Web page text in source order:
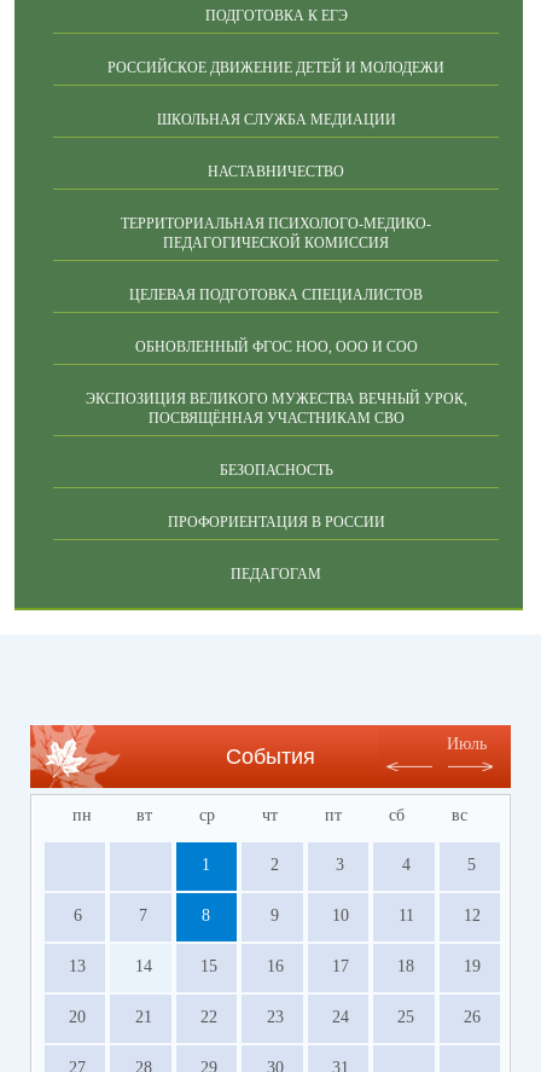
ПОДГОТОВКА К ЕГЭ
РОССИЙСКОЕ ДВИЖЕНИЕ ДЕТЕЙ И МОЛОДЕЖИ
ШКОЛЬНАЯ СЛУЖБА МЕДИАЦИИ
НАСТАВНИЧЕСТВО
ТЕРРИТОРИАЛЬНАЯ ПСИХОЛОГО-МЕДИКО-
ПЕДАГОГИЧЕСКОЙ КОМИССИЯ
ЦЕЛЕВАЯ ПОДГОТОВКА СПЕЦИАЛИСТОВ
ОБНОВЛЕННЫЙ ФГОС НОО, ООО И СОО
ЭКСПОЗИЦИЯ ВЕЛИКОГО МУЖЕСТВА ВЕЧНЫЙ УРОК,
ПОСВЯЩЁННАЯ УЧАСТНИКАМ СВО
БЕЗОПАСНОСТЬ
ПРОФОРИЕНТАЦИЯ В РОССИИ
ПЕДАГОГАМ
События
Июль
пн вт ср чт пт сб вс
1 2 3 4 5
6 7 8 9 10 11 12
13 14 15 16 17 18 19
20 21 22 23 24 25 26
27 28 29 30 31